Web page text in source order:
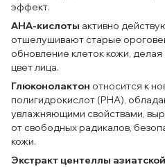
эффект.
АНА-кислоты активно
отшелушивают старые
обновление клеток кожи,
цвет лица.
Глюконолактон относится к
полигидрокислот (PHA),
увлажняющими свойствами,
от свободных радикалов,
кожи.
Экстракт центеллы